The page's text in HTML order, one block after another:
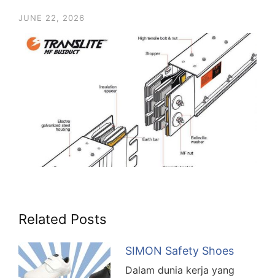
JUNE 22, 2026
Related Posts
SIMON Safety Shoes
Dalam dunia kerja yang